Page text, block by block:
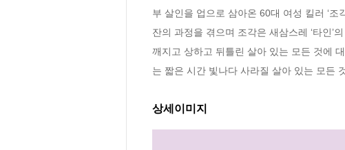
부 살인을 업으로 삼아온 60대 여성 킬러 ‘
잔의 과정을 겪으며 조각은 새삼스레 ‘타인’
깨지고 상하고 뒤틀린 살아 있는 모든 것에
는 짧은 시간 빛나다 사라질 살아 있는 모든
상세이미지